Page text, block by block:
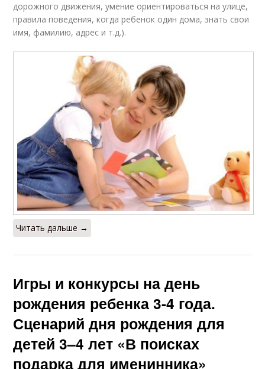
дорожного движения, умение ориентироваться на улице,
правила поведения, когда ребенок один дома, знать свои
имя, фамилию, адрес и т.д.).
Читать дальше →
Игры и конкурсы на день
рождения ребенка 3-4 года.
Сценарий дня рождения для
детей 3–4 лет «В поисках
подарка для именинника»